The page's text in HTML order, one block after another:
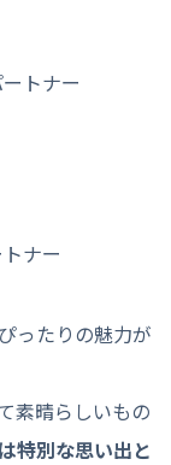
トナー
ナー
ったりの魅力が
素晴らしいもの
特別な思い出と